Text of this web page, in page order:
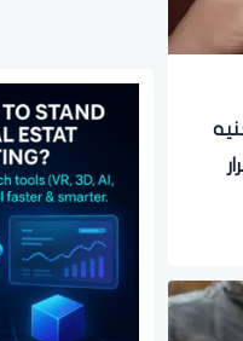
والمعاشات 1600 جنيه